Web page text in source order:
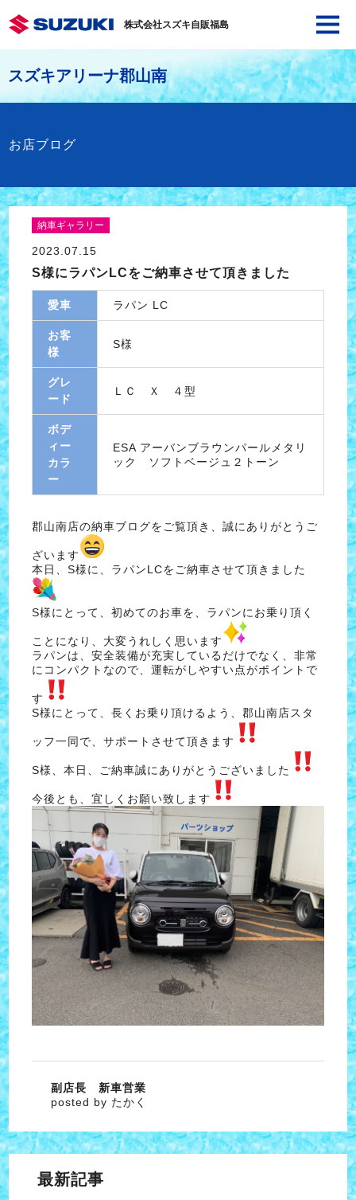
株式会社スズキ自販福島
スズキアリーナ郡山南
お店ブログ
納車ギャラリー
2023.07.15
S様にラパンLCをご納車させて頂きました
愛車 ラパン LC
お客
様
S様
グレ
ード
ＬＣ Ｘ ４型
ボデ
ィー
カラ
ー
ESA アーバンブラウンパールメタリ
ック ソフトベージュ２トーン
郡山南店の納車ブログをご覧頂き、誠にありがとうご
ざいます
本日、S様に、ラパンLCをご納車させて頂きました
S様にとって、初めてのお車を、ラパンにお乗り頂く
ことになり、大変うれしく思います
ラパンは、安全装備が充実しているだけでなく、非常
にコンパクトなので、運転がしやすい点がポイントで
す
S様にとって、長くお乗り頂けるよう、郡山南店スタ
ッフ一同で、サポートさせて頂きます
S様、本日、ご納車誠にありがとうございました
今後とも、宜しくお願い致します
副店長 新車営業
posted by たかく
最新記事